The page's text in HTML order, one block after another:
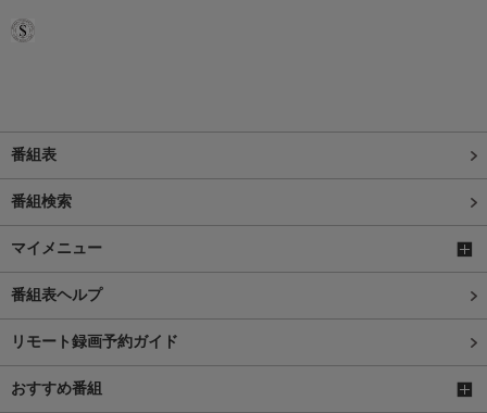
番組表
番組検索
マイメニュー
番組表ヘルプ
リモート録画予約ガイド
おすすめ番組